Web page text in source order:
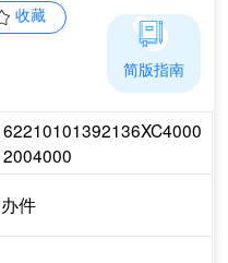
收藏
件
简版指南